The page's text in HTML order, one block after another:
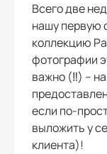
Всего две
нашу первую
коллекцию
фотографии
важно (‼️) –
если по-
выложить у
клиента)!